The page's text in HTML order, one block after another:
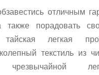
отличным
также порадовать
тайская легкая
текстиль из
чрезвычайной